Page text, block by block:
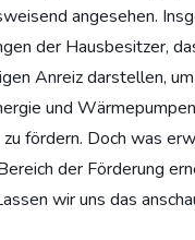
angesehen.
der Hausbesitzer,
Anreiz darstellen,
und
fördern. Doch was
der Förderung
wir uns das